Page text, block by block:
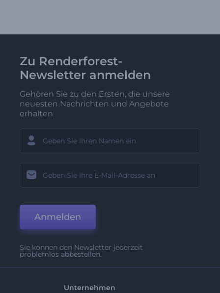
Zu Renderforest-
Newsletter anmelden
Gehören Sie zu den Ersten, die unsere
neuesten Nachrichten und Angebote
erhalten
Anmelden
Sie können den Newsletter jederzeit
problemlos abbestellen.
Unternehmen